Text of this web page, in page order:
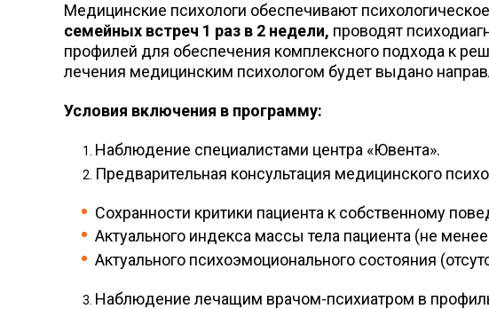
Медицинские психологи обеспечивают
семейных встреч 1 раз в 2 недели, проводят
профилей для обеспечения комплексного подхода к
лечения медицинским психологом будет выдано
Условия включения в программу:
Наблюдение специалистами центра «Ювента».
Предварительная консультация медицинского
Сохранности критики пациента к собственному
Актуального индекса массы тела пациента (не
Актуального психоэмоционального состояния
Наблюдение лечащим врачом-психиатром в